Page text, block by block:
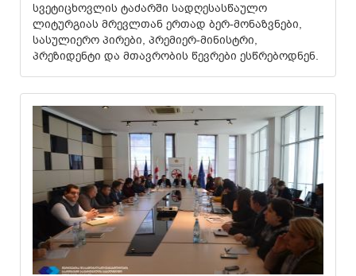
სვეტიცხოვლის ტაძარში სადღესასწაულო
ლიტურგიას მრევლთან ერთად ბერ-მონაზვნები,
სასულიერო პირები, პრემიერ-მინისტრი,
პრეზიდენტი და მთავრობის წევრები ესწრებოდნენ.